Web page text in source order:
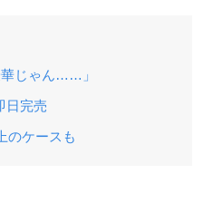
華じゃん……」
日完売
のケースも